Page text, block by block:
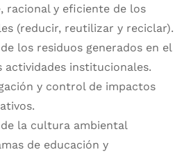
racional y eficiente de los
(reducir, reutilizar y reciclar).
los residuos generados en el
actividades institucionales.
y control de impactos
la cultura ambiental
de educación y